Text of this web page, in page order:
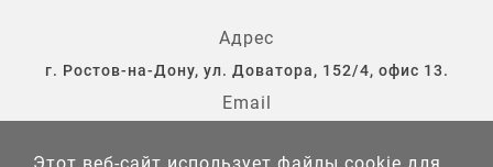
Адрес
г. Ростов-на-Дону, ул. Доватора, 152/4, офис 13.
Email